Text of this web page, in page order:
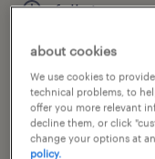
full-time
job category
other
about cookies
We use cookies to
technical problems, to
offer you more relevant
decline them, or click
change your options at
policy.